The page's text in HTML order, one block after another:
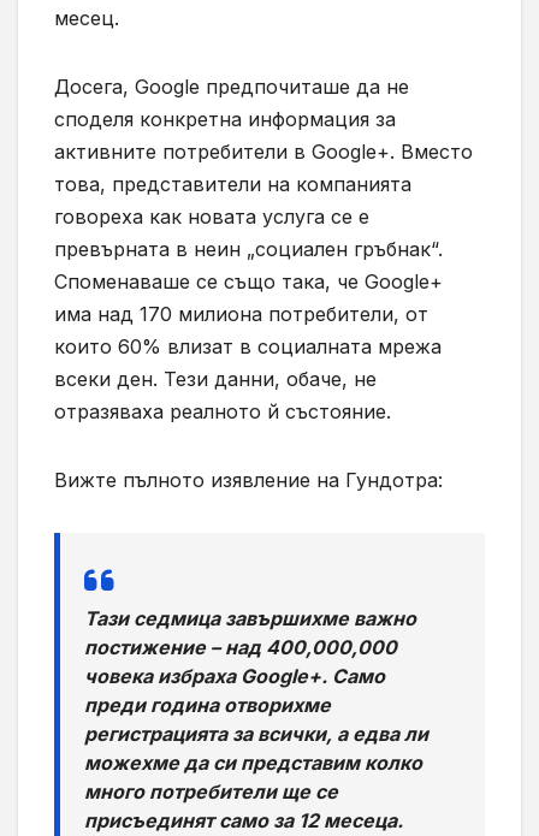
месец.
Досега, Google предпочиташе да не
споделя конкретна информация за
активните потребители в Google+. Вместо
това, представители на компанията
говореха как новата услуга се е
превърната в неин „социален гръбнак“.
Споменаваше се също така, че Google+
има над 170 милиона потребители, от
които 60% влизат в социалната мрежа
всеки ден. Тези данни, обаче, не
отразяваха реалното й състояние.
Вижте пълното изявление на Гундотра:
Тази седмица завършихме важно
постижение – над 400,000,000
човека избраха Google+. Само
преди година отворихме
регистрацията за всички, а едва ли
можехме да си представим колко
много потребители ще се
присъединят само за 12 месеца.